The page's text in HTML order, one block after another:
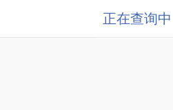
正在查询中